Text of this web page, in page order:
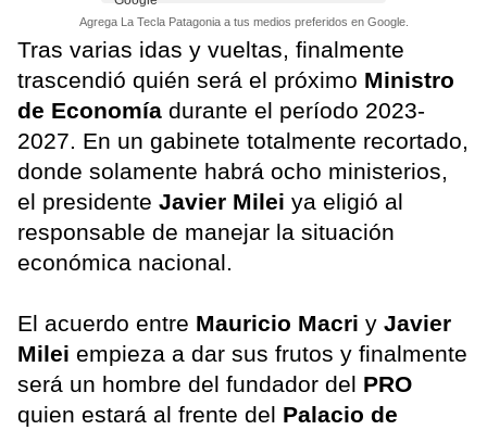
Agrega La Tecla Patagonia a tus medios preferidos en Google.
Tras varias idas y vueltas, finalmente
trascendió quién será el próximo Ministro
de Economía durante el período 2023-
2027. En un gabinete totalmente recortado,
donde solamente habrá ocho ministerios,
el presidente Javier Milei ya eligió al
responsable de manejar la situación
económica nacional.
El acuerdo entre Mauricio Macri y Javier
Milei empieza a dar sus frutos y finalmente
será un hombre del fundador del PRO
quien estará al frente del Palacio de